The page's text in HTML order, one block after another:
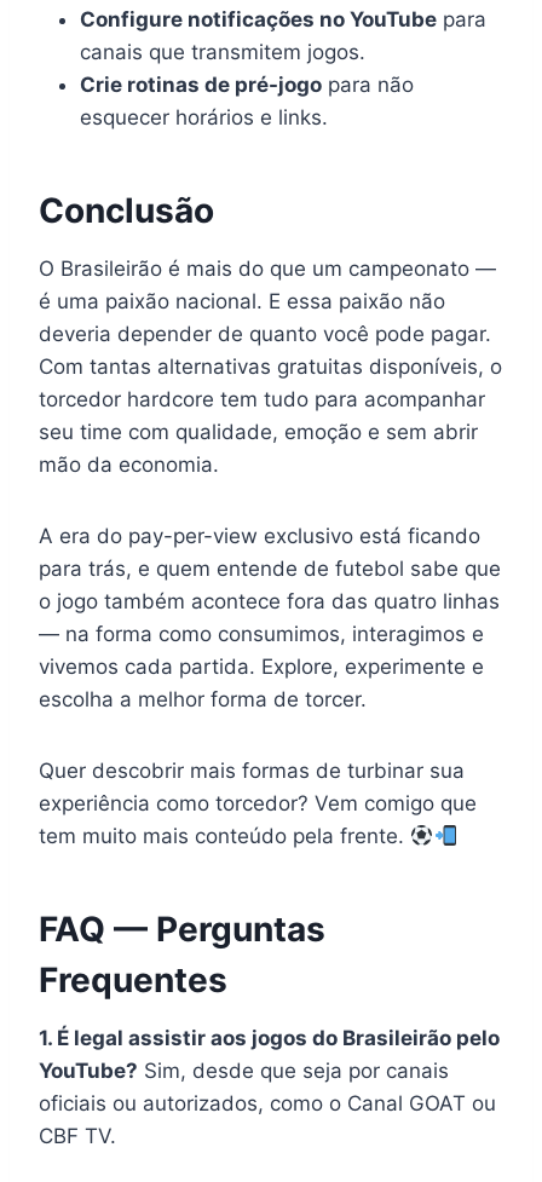
Configure notificações no YouTube para
canais que transmitem jogos.
Crie rotinas de pré-jogo para não
esquecer horários e links.
Conclusão
O Brasileirão é mais do que um campeonato —
é uma paixão nacional. E essa paixão não
deveria depender de quanto você pode pagar.
Com tantas alternativas gratuitas disponíveis, o
torcedor hardcore tem tudo para acompanhar
seu time com qualidade, emoção e sem abrir
mão da economia.
A era do pay-per-view exclusivo está ficando
para trás, e quem entende de futebol sabe que
o jogo também acontece fora das quatro linhas
— na forma como consumimos, interagimos e
vivemos cada partida. Explore, experimente e
escolha a melhor forma de torcer.
Quer descobrir mais formas de turbinar sua
experiência como torcedor? Vem comigo que
tem muito mais conteúdo pela frente.
FAQ — Perguntas
Frequentes
1. É legal assistir aos jogos do Brasileirão pelo
YouTube? Sim, desde que seja por canais
oficiais ou autorizados, como o Canal GOAT ou
CBF TV.